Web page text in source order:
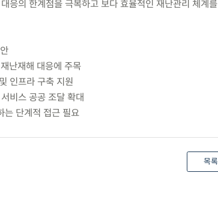
응의 한계점을 극복하고 보다 효율적인 재난관리 체계
난재해 대응에 주목
인프라 구축 지원
비스 공공 조달 확대
는 단계적 접근 필요
목